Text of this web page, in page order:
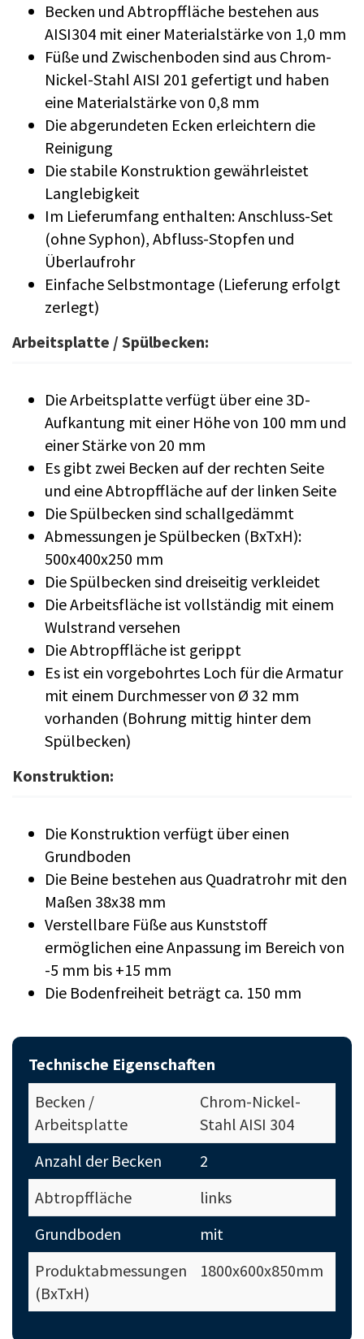
Becken und Abtropffläche bestehen aus
AISI304 mit einer Materialstärke von 1,0 mm
Füße und Zwischenboden sind aus Chrom-
Nickel-Stahl AISI 201 gefertigt und haben
eine Materialstärke von 0,8 mm
Die abgerundeten Ecken erleichtern die
Reinigung
Die stabile Konstruktion gewährleistet
Langlebigkeit
Im Lieferumfang enthalten: Anschluss-Set
(ohne Syphon), Abfluss-Stopfen und
Überlaufrohr
Einfache Selbstmontage (Lieferung erfolgt
zerlegt)
Arbeitsplatte / Spülbecken:
Die Arbeitsplatte verfügt über eine 3D-
Aufkantung mit einer Höhe von 100 mm und
einer Stärke von 20 mm
Es gibt zwei Becken auf der rechten Seite
und eine Abtropffläche auf der linken Seite
Die Spülbecken sind schallgedämmt
Abmessungen je Spülbecken (BxTxH):
500x400x250 mm
Die Spülbecken sind dreiseitig verkleidet
Die Arbeitsfläche ist vollständig mit einem
Wulstrand versehen
Die Abtropffläche ist gerippt
Es ist ein vorgebohrtes Loch für die Armatur
mit einem Durchmesser von Ø 32 mm
vorhanden (Bohrung mittig hinter dem
Spülbecken)
Konstruktion:
Die Konstruktion verfügt über einen
Grundboden
Die Beine bestehen aus Quadratrohr mit den
Maßen 38x38 mm
Verstellbare Füße aus Kunststoff
ermöglichen eine Anpassung im Bereich von
-5 mm bis +15 mm
Die Bodenfreiheit beträgt ca. 150 mm
Technische Eigenschaften
Becken /
Arbeitsplatte
Chrom-Nickel-
Stahl AISI 304
Anzahl der Becken
2
Abtropffläche
links
Grundboden
mit
Produktabmessungen
(BxTxH)
1800x600x850mm